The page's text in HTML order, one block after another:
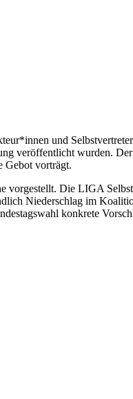
und
veröffentlicht wurden.
Gebot vorträgt.
vorgestellt. Die LIGA
Niederschlag im
konkrete